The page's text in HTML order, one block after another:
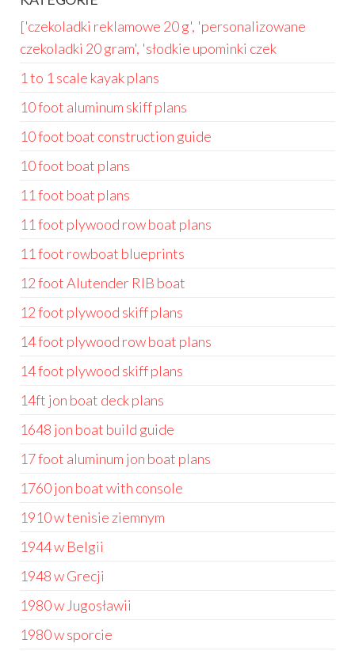
['czekoladki reklamowe 20 g', 'personalizowane
czekoladki 20 gram', 'słodkie upominki czek
1 to 1 scale kayak plans
10 foot aluminum skiff plans
10 foot boat construction guide
10 foot boat plans
11 foot boat plans
11 foot plywood row boat plans
11 foot rowboat blueprints
12 foot Alutender RIB boat
12 foot plywood skiff plans
14 foot plywood row boat plans
14 foot plywood skiff plans
14ft jon boat deck plans
1648 jon boat build guide
17 foot aluminum jon boat plans
1760 jon boat with console
1910 w tenisie ziemnym
1944 w Belgii
1948 w Grecji
1980 w Jugosławii
1980 w sporcie